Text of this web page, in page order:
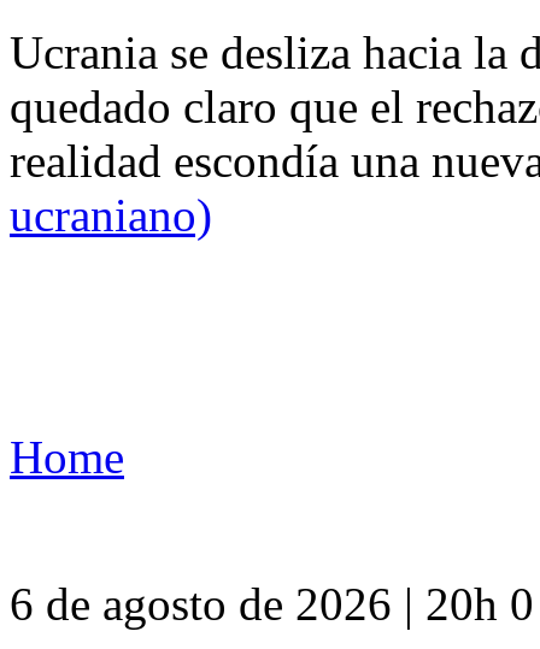
Ucrania se desliza hacia
quedado claro que el
realidad escondía una
ucraniano)
Home
6 de agosto de 2026 | 20h